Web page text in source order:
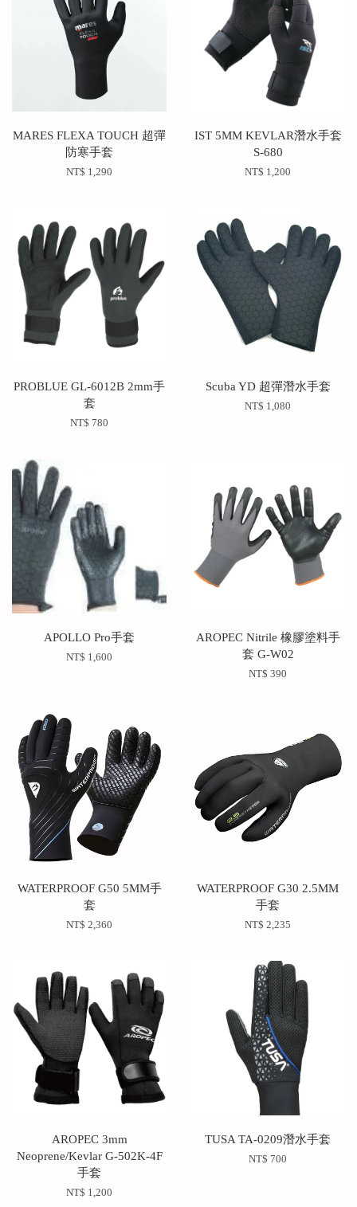
MARES FLEXA TOUCH 超彈
防寒手套
NT$ 1,290
IST 5MM KEVLAR潛水手套
S-680
NT$ 1,200
PROBLUE GL-6012B 2mm手
套
NT$ 780
Scuba YD 超彈潛水手套
NT$ 1,080
APOLLO Pro手套
NT$ 1,600
AROPEC Nitrile 橡膠塗料手
套 G-W02
NT$ 390
WATERPROOF G50 5MM手
套
NT$ 2,360
WATERPROOF G30 2.5MM
手套
NT$ 2,235
AROPEC 3mm
Neoprene/Kevlar G-502K-4F
手套
NT$ 1,200
TUSA TA-0209潛水手套
NT$ 700